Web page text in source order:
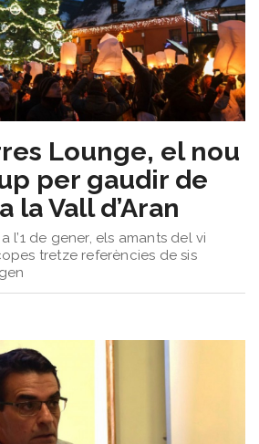
Lounge, el nou
per gaudir de
la Vall d’Aran
l’1 de gener, els amants del vi
tretze referències de sis